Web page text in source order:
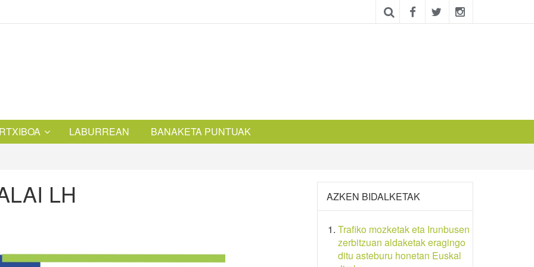
LABURREAN BANAKETA PUNTUAK
LH AZKEN BIDALKETAK
Trafiko mozketak eta Irunbusen
zerbitzuan aldaketak eragingo
ditu asteburu honetan Euskal